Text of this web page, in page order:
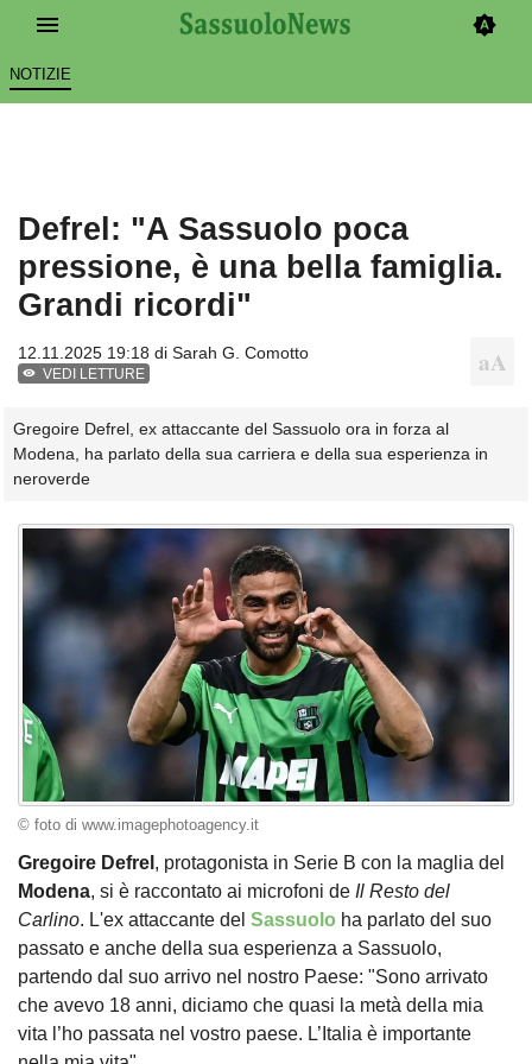
NOTIZIE
Defrel: "A Sassuolo poca
pressione, è una bella famiglia.
Grandi ricordi"
12.11.2025 19:18 di Sarah G. Comotto
VEDI LETTURE
Gregoire Defrel, ex attaccante del Sassuolo ora in forza al
Modena, ha parlato della sua carriera e della sua esperienza in
neroverde
© foto di www.imagephotoagency.it
Gregoire Defrel , protagonista in Serie B con la maglia del
Modena, si è raccontato ai microfoni de Il Resto del
Carlino. L'ex attaccante del Sassuolo ha parlato del suo
passato e anche della sua esperienza a Sassuolo,
partendo dal suo arrivo nel nostro Paese: "Sono arrivato
che avevo 18 anni, diciamo che quasi la metà della mia
vita l’ho passata nel vostro paese. L’Italia è importante